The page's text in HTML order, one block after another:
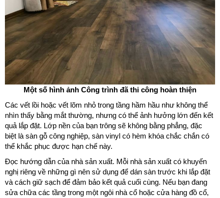
Một số hình ảnh Công trình đã thi công hoàn thiện
Các vết lồi hoặc vết lõm nhỏ trong tầng hầm hầu như không thể
nhìn thấy bằng mắt thường, nhưng có thể ảnh hưởng lớn đến kết
quả lắp đặt. Lớp nền của bạn trông sẽ không bằng phẳng, đặc
biệt là sàn gỗ công nghiệp, sàn vinyl có hèm khóa chắc chắn có
thể khắc phục được hạn chế này.
Đọc hướng dẫn của nhà sản xuất. Mỗi nhà sản xuất có khuyến
nghị riêng về những gì nên sử dụng để dán sàn trước khi lắp đặt
và cách giữ sạch để đảm bảo kết quả cuối cùng. Nếu bạn đang
sửa chữa các tầng trong một ngôi nhà cổ hoặc cửa hàng đồ cổ,